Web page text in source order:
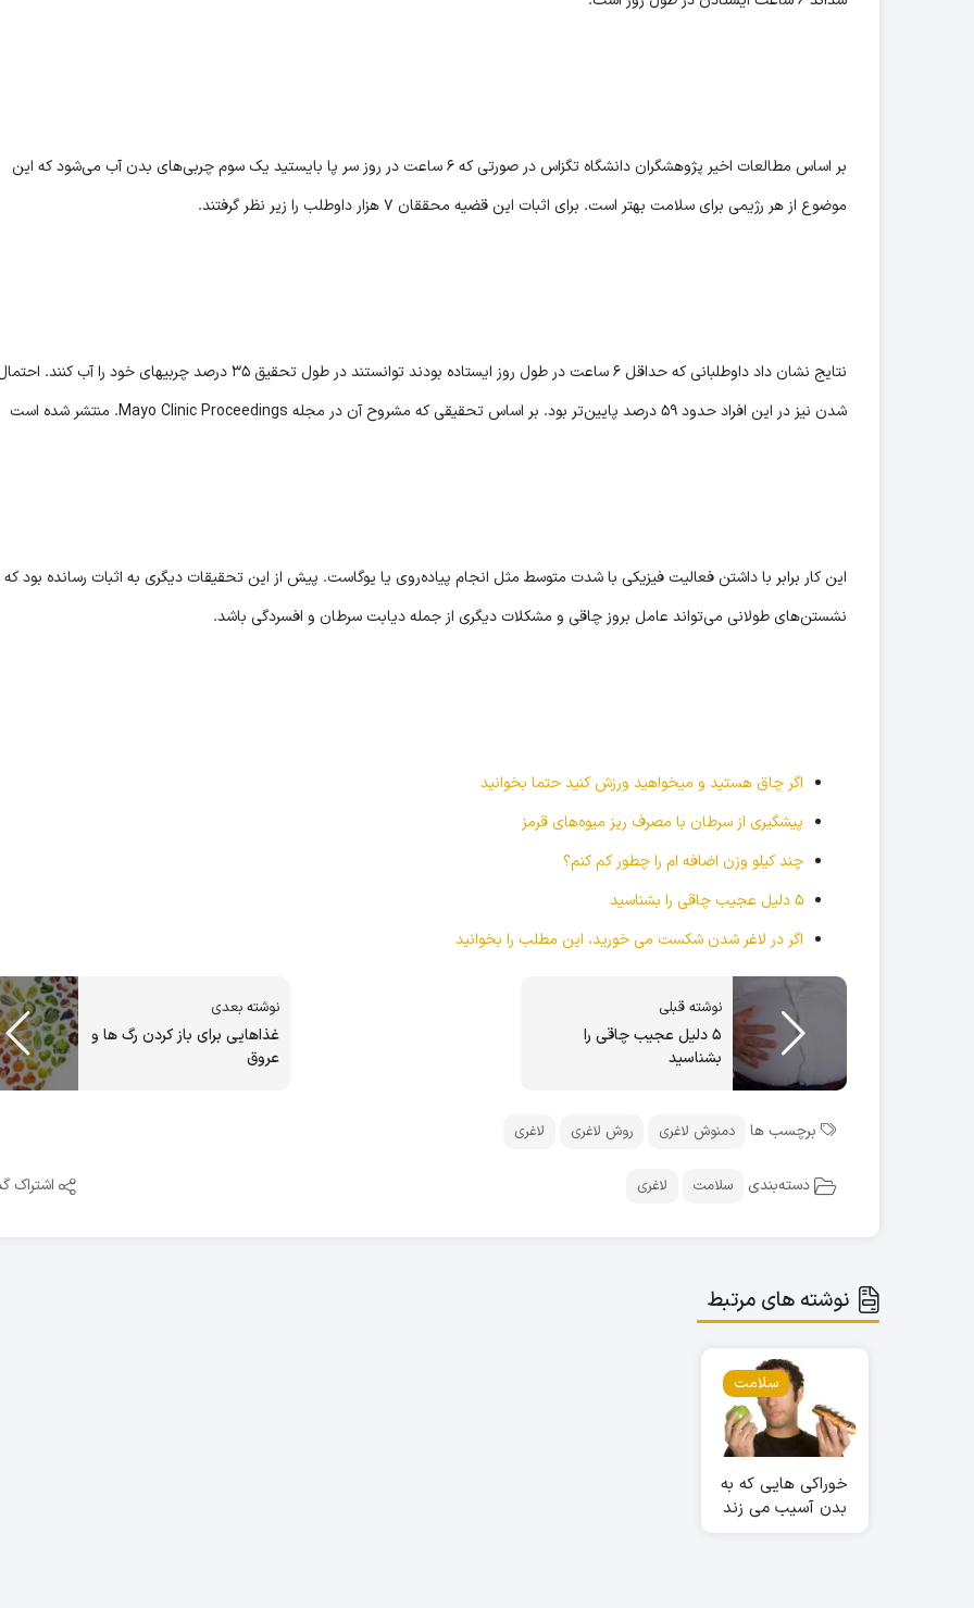
بر اساس مطالعات اخیر پژوهشگران دانشگاه تگزاس در صورتی که ۶ ساعت در روز سر پا بایستید یک سوم چربی‌‌های بدن آب می‌شود که این
موضوع از هر رژیمی برای سلامت بهتر است. برای اثبات این قضیه محققان ۷ هزار داوطلب را زیر نظر گرفتند.
نتایج نشان داد داوطلبانی که حداقل ۶ ساعت در طول روز ایستاده بودند توانستند در طول تحقیق ۳۵ درصد چربیهای خود
شدن نیز در این افراد حدود ۵۹ درصد پایین‌تر بود. بر اساس تحقیقی که مشروح آن در مجله Mayo Clinic Proceedings. منتشر شده است
این کار برابر با داشتن فعالیت فیزیکی با شدت متوسط مثل انجام پیاده‌روی یا یوگاست. پیش از این تحقیقات دیگری به اثبات رسانده بود که
نشستن‌‌های طولانی می‌تواند عامل بروز چاقی و مشکلات دیگری از جمله دیابت سرطان و افسردگی باشد.
اگر چاق هستید و میخواهید ورزش کنید حتما بخوانید
پیشگیری از سرطان با مصرف ریز میوه‌های قرمز
چند کیلو وزن اضافه ام را چطور کم کنم؟
۵ دلیل عجیب چاقی را بشناسید
اگر در لاغر شدن شکست می خورید، این مطلب را بخوانید
نوشته قبلی
۵ دلیل عجیب چاقی را
بشناسید
نوشته بعدی
غذاهایی برای باز کردن رگ ها و
عروق
برچسب ها دمنوش لاغری روش لاغری لاغری
دسته‌بندی سلامت لاغری اشتراک
نوشته های مرتبط
سلامت
خوراکی هایی که به
بدن آسیب می زند